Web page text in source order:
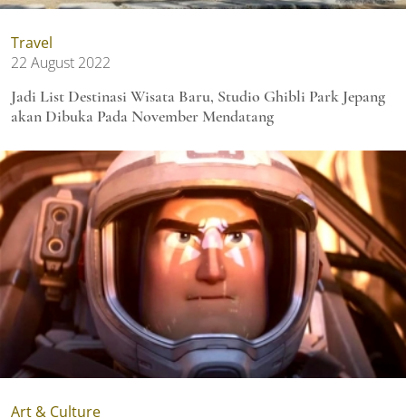
Travel
22 August 2022
Jadi List Destinasi Wisata Baru, Studio Ghibli Park Jepang
akan Dibuka Pada November Mendatang
Art & Culture